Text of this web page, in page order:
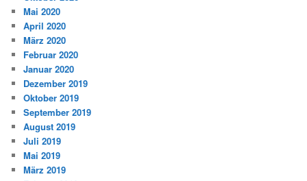
Mai 2020
April 2020
März 2020
Februar 2020
Januar 2020
Dezember 2019
Oktober 2019
September 2019
August 2019
Juli 2019
Mai 2019
März 2019